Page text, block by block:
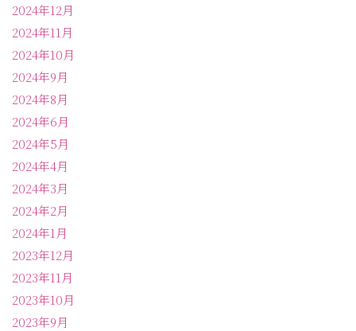
2024年12月
2024年11月
2024年10月
2024年9月
2024年8月
2024年6月
2024年5月
2024年4月
2024年3月
2024年2月
2024年1月
2023年12月
2023年11月
2023年10月
2023年9月